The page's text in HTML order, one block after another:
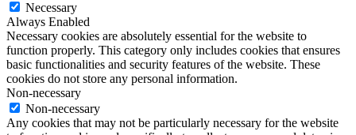
Necessary
Always Enabled
Necessary cookies are absolutely essential for the website to
function properly. This category only includes cookies that ensures
basic functionalities and security features of the website. These
cookies do not store any personal information.
Non-necessary
Non-necessary
Any cookies that may not be particularly necessary for the website